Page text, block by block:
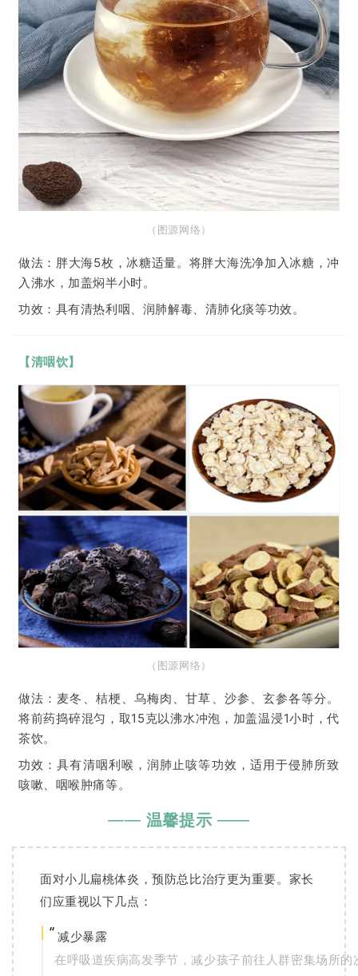
（图源网络）
做法：胖大海5枚，冰糖适量。将胖大海洗净加入冰糖，冲
入沸水，加盖焖半小时。
功效：具有清热利咽、润肺解毒、清肺化痰等功效。
【清咽饮】
（图源网络）
做法：麦冬、桔梗、乌梅肉、甘草、沙参、玄参各等分。
将前药捣碎混匀，取15克以沸水冲泡，加盖温浸1小时，代
茶饮。
功效：具有清咽利喉，润肺止咳等功效，适用于侵肺所致
咳嗽、咽喉肿痛等。
—— 温馨提示 ——
面对小儿扁桃体炎，预防总比治疗更为重要。家长
们应重视以下几点：
减少暴露
在呼吸道疾病高发季节，减少孩子前往人群密集场所的